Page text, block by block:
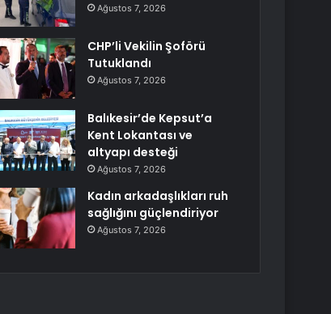
Ağustos 7, 2026
CHP’li Vekilin Şoförü
Tutuklandı
Ağustos 7, 2026
Balıkesir’de Kepsut’a
Kent Lokantası ve
altyapı desteği
Ağustos 7, 2026
Kadın arkadaşlıkları ruh
sağlığını güçlendiriyor
Ağustos 7, 2026